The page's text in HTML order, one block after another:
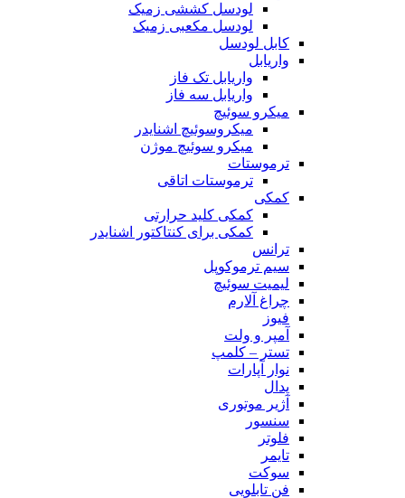
لودسل کششی زمیک
لودسل مکعبی زمیک
کابل لودسل
واریابل
واریابل تک فاز
واریابل سه فاز
میکرو سوئیچ
میکروسوئیچ اشنایدر
میکرو سوئیچ موژن
ترموستات
ترموستات اتاقی
کمکی
کمکی کلید حرارتی
کمکی برای کنتاکتور اشنایدر
ترانس
سیم ترموکوپل
لیمیت سوئیچ
چراغ آلارم
فیوز
آمپر و ولت
تستر – کلمپ
نوار آپارات
پدال
آژیر موتوری
سنسور
فلوتر
تایمر
سوکت
فن تابلویی